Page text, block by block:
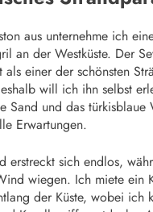
aus unternehme ich
an der Westküste. Der
als einer der schönsten
will ich ihn selbst
Sand und das türkisblaue
Erwartungen.
erstreckt sich endlos,
wiegen. Ich miete ein
der Küste, wobei ich